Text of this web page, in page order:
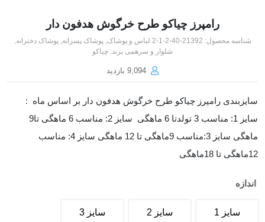
رامپرز چیاکو طرح خرگوش هدفون دار
شناسه محصول:21392-40-2-1-2 لباس و پوشاک,پوشاک پسرانه,پوشاک دخترانه,
شلوار و سرهمی برند:چیاکو
9,094 بازدید
سایزبندی رامپرز چیاکو طرح خرگوش هدفون دار بر اساس ماه :
سایز 1: مناسب 3 تولدتا 6 ماهگی سایز 2: مناسب 6 ماهگی تا9
ماهگی سایز 3:مناسب 9ماهگی تا 12 ماهگی سایز 4: مناسب
12ماهگی تا 18ماهگی
اندازه
سایز 1 سایز 2 سایز 3